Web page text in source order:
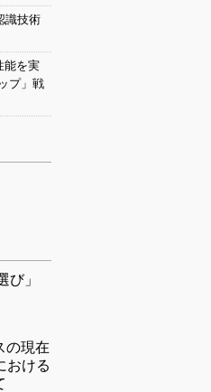
識技術
能を実
プ」戦
び」
の現在
ける